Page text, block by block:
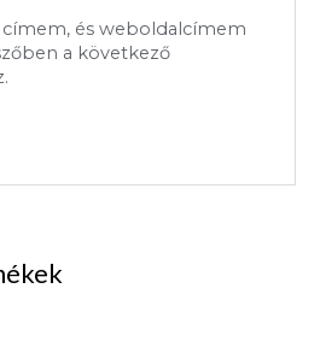
és weboldalcímem
a következő